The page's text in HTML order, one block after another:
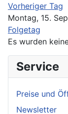
Vorheriger Tag
Montag, 15.
Folgetag
Es wurden
Service
Preise und
Newsletter